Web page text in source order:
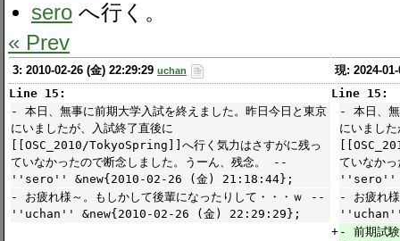
sero へ行く。
« Prev
3: 2010-02-26 (金) 22:29:29 uchan
現: 2024-
Line 15:
Line 15:
- 本日、無事に前期大学入試を終えました。昨日今日と東京
にいましたが、入試終了直後に
[[OSC_2010/TokyoSpring]]へ行く気力はさすがに残っ
ていなかったので断念しました。うーん、残念。 --
''sero'' &new{2010-02-26 (金) 21:18:44};
- 本日、無
にいまし
ていなか
''sero''
- お疲れ様～。もしかして後輩になったりして・・・ｗ --
''uchan'' &new{2010-02-26 (金) 22:29:29};
- お疲れ
''uchan''
+ - 前期試験